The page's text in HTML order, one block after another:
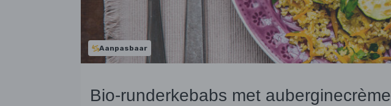
Aanpasbaar
Bio-runderkebabs met auberginecrème